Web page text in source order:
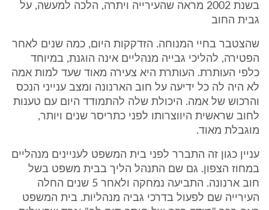
בשנת 2002 מראה שהעירייה ויתרה, הלכה למעשה, על
גבית החוב
שהצטבר בחיי המנוחה. הזדקקות היום, כמה שנים לאחר
הפטירה, להליכי גבייה מנהליים אינה הוגנת, במיוחד
כלפי העותרת. העותרת היא צעירה מאוד שעד למות אמה
לא היה לה כל ידיעה על חוב הארנונה ומצב ענייני הנכס
והרכוש של אמה. היכולת שלה להתמודד היום עם טענות
לחוב שראשית היווצרותו לפני כתריסר שנים ויותר,
מוגבלת מאוד.
עניין כגון זה התברר לפני בית המשפט לעניינים מנהליים
במחוז הצפון. גם שם התנהל הליך בבית משפט בשל
חוב ארנונה. התביעה נמחקה ולאחר 5 שנים החלה
העירייה שם לפעול בדרכי גביה מנהליות. בית המשפט